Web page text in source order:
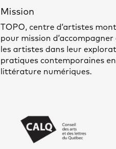
Mission
TOPO, centre d’artistes
pour mission d’accompagner
les artistes dans leur
pratiques contemporaines
littérature numériques.